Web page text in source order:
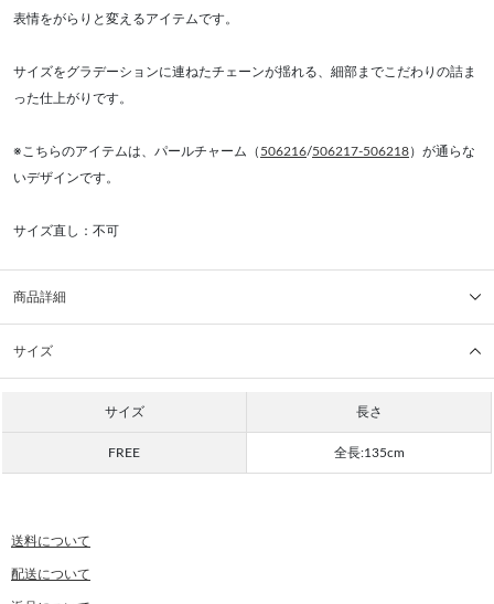
表情をがらりと変えるアイテムです。
サイズをグラデーションに連ねたチェーンが揺れる、細部までこだわりの詰ま
った仕上がりです。
※こちらのアイテムは、パールチャーム（ 506216/506217-506218）が通らな
いデザインです。
サイズ直し：不可
商品詳細
サイズ
サイズ 長さ
FREE 全長:135cm
送料について
配送について